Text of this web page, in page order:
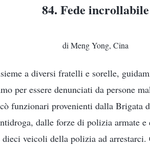
84. Fede incrollabile
di Meng Yong, Cina
a diversi fratelli e sorelle,
per essere denunciati da persone
funzionari provenienti dalla
dalle forze di polizia armate
dieci veicoli della polizia ad